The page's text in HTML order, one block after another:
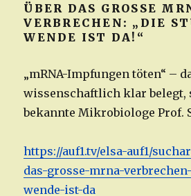
ÜBER DAS GROSSE
ERBRECHEN: „DIE
ENDE IST DA!“
„mRNA-Impfungen töten“ –
wissenschaftlich klar belegt,
bekannte Mikrobiologe Prof.
https://auf1.tv/elsa-auf1/
das-grosse-mrna-
wende-ist-da